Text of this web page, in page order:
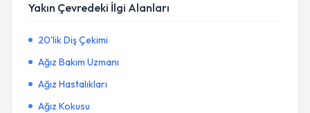
Yakın Çevredeki İlgi Alanları
20'lik Diş Çekimi
Ağız Bakım Uzmanı
Ağız Hastalıkları
Ağız Kokusu